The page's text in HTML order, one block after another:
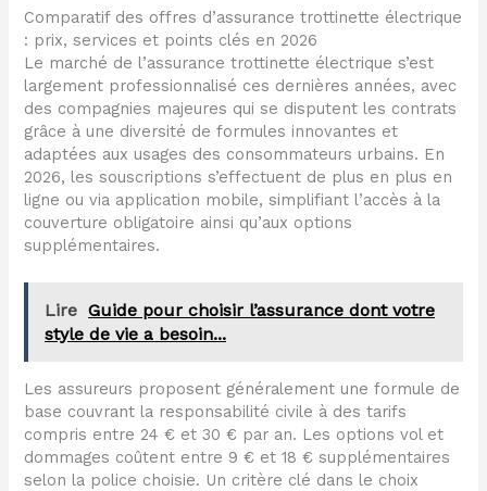
Comparatif des offres d’assurance trottinette électrique
: prix, services et points clés en 2026
Le marché de l’assurance trottinette électrique s’est
largement professionnalisé ces dernières années, avec
des compagnies majeures qui se disputent les contrats
grâce à une diversité de formules innovantes et
adaptées aux usages des consommateurs urbains. En
2026, les souscriptions s’effectuent de plus en plus en
ligne ou via application mobile, simplifiant l’accès à la
couverture obligatoire ainsi qu’aux options
supplémentaires.
Lire Guide pour choisir l’assurance dont votre
style de vie a besoin...
Les assureurs proposent généralement une formule de
base couvrant la responsabilité civile à des tarifs
compris entre 24 € et 30 € par an. Les options vol et
dommages coûtent entre 9 € et 18 € supplémentaires
selon la police choisie. Un critère clé dans le choix